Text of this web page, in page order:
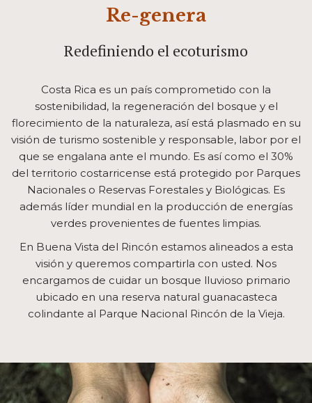
Re-genera
Redefiniendo el ecoturismo
Costa Rica es un país comprometido con la
sostenibilidad, la regeneración del bosque y el
florecimiento de la naturaleza, así está plasmado en su
visión de turismo sostenible y responsable, labor por el
que se engalana ante el mundo. Es así como el 30%
del territorio costarricense está protegido por Parques
Nacionales o Reservas Forestales y Biológicas. Es
además líder mundial en la producción de energías
verdes provenientes de fuentes limpias.
En Buena Vista del Rincón estamos alineados a esta
visión y queremos compartirla con usted. Nos
encargamos de cuidar un bosque lluvioso primario
ubicado en una reserva natural guanacasteca
colindante al Parque Nacional Rincón de la Vieja.